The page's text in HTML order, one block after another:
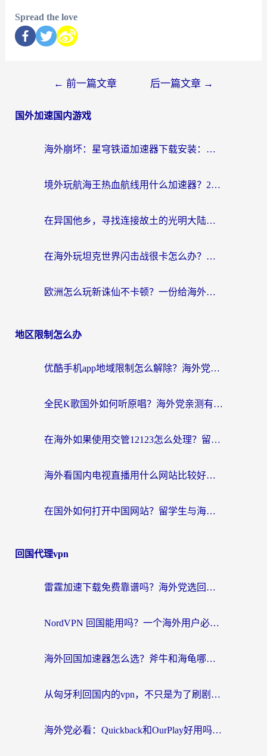
Spread the love
← 前一篇文章 后一篇文章 →
国外加速国内游戏
海外崩坏：星穹铁道加速器下载安装：一份给游子的终极网络指南
境外玩航海王热血航线用什么加速器？2026海外玩家实测最优方案（附欧洲问道堡垒前线加速技巧）
在异国他乡，寻找连接故土的光明大陆免费加速器
在海外玩坦克世界闪击战很卡怎么办？老玩家亲测有效的加速器选择指南
欧洲怎么玩新诛仙不卡顿？一份给海外游子的国服游戏畅玩指南
地区限制怎么办
优酷手机app地域限制怎么解除？海外党亲测有效的追剧方案
全民K歌国外如何听原唱？海外党亲测有效的回国加速器选择指南
在海外如果使用交管12123怎么处理？留学生亲测有效的回国加速方案
海外看国内电视直播用什么网站比较好？一篇解决你所有追剧难题的实用指南
在国外如何打开中国网站？留学生与海外华人的无缝访问指南
回国代理vpn
雷霆加速下载免费靠谱吗？海外党选回国加速器的避坑指南（附热门工具对比）
NordVPN 回国能用吗？一个海外用户必须面对的真实困境
海外回国加速器怎么选？斧牛和海龟哪个好？一篇帮你避开坑的实用指南
从匈牙利回国内的vpn，不只是为了刷剧那么简单
海外党必看：Quickback和OurPlay好用吗？3分钟选对回国加速器，无缝刷剧玩游戏